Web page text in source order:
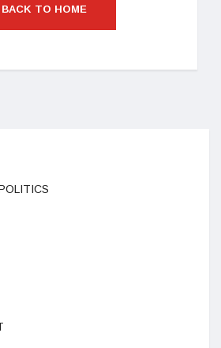
BACK TO HOME